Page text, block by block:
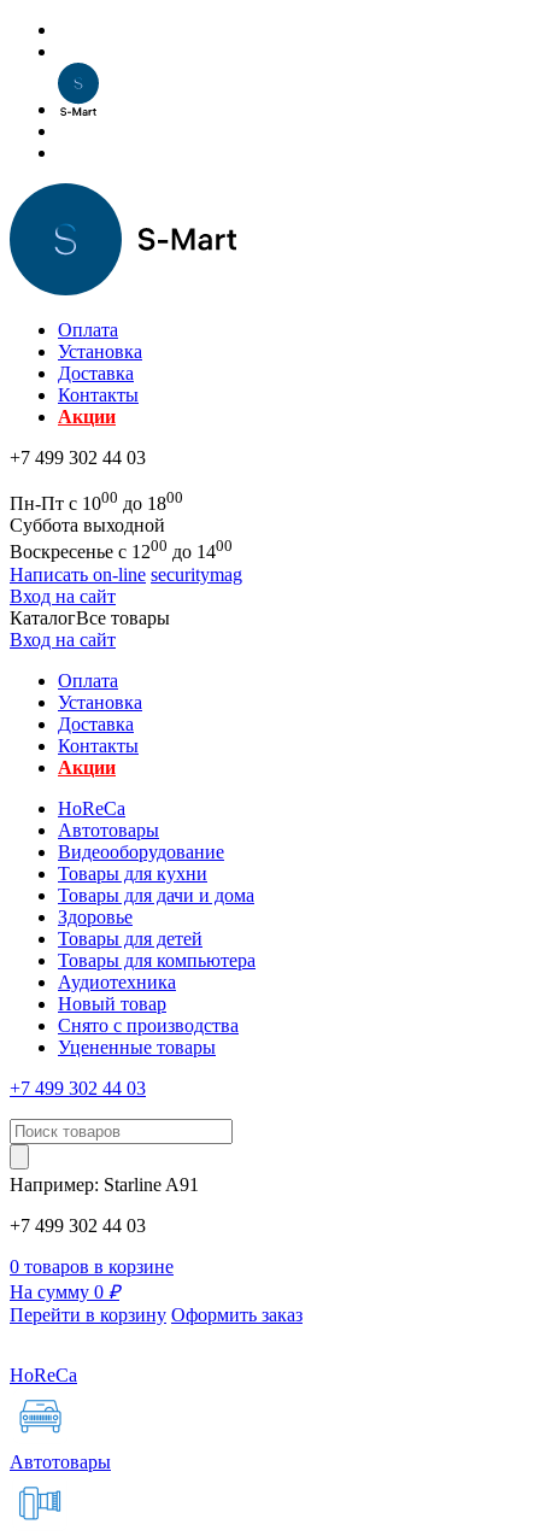
Оплата
Установка
Доставка
Контакты
Акции
+7 499 302 44 03
Пн-Пт с 1000 до 1800
Суббота выходной
Воскресенье с 1200 до 1400
Написать on-line securitymag
Вход на сайт
КаталогВсе товары
Вход на сайт
Оплата
Установка
Доставка
Контакты
Акции
HoReCa
Автотовары
Видеооборудование
Товары для кухни
Товары для дачи и дома
Здоровье
Товары для детей
Товары для компьютера
Аудиотехника
Новый товар
Снято с производства
Уцененные товары
+7 499 302 44 03
Например: Starline A91
+7 499 302 44 03
0 товаров в корзине
На сумму 0 ₽
Перейти в корзину Оформить заказ
HoReCa
Автотовары